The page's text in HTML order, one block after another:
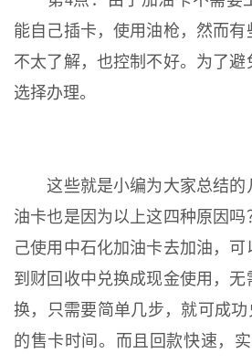
能自己插卡，使用油枪，然而有
不太了解，也控制不好。为了
选择办理。
这些就是小编为大家总结的
油卡也是因为以上这四种原因吗
己使用中石化加油卡去加油，
到财回收中兑换成现金使用，
换，只需要简单几步，就可成
的售卡时间。而且回款快速，